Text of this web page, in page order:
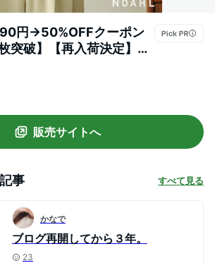
円→50%OFFクーポン
破】【再入荷決定】
メッシュ トップス レデ
ッシュニット 透かし編み
販売サイトへ
事 すべて見る
かなで
ブログ再開してから３年。
23